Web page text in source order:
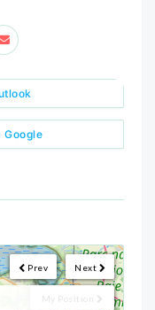
Google
Next
Prev
My Position